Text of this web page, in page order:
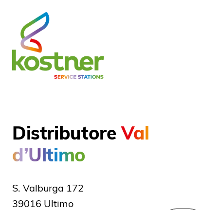
DistributoreVal
d’Ultimo
S. Valburga 172
39016 Ultimo